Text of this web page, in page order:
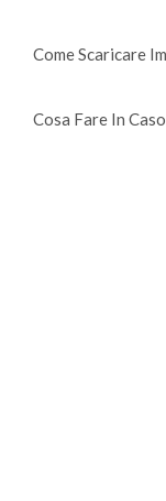
Come Scaricare
Cosa Fare In